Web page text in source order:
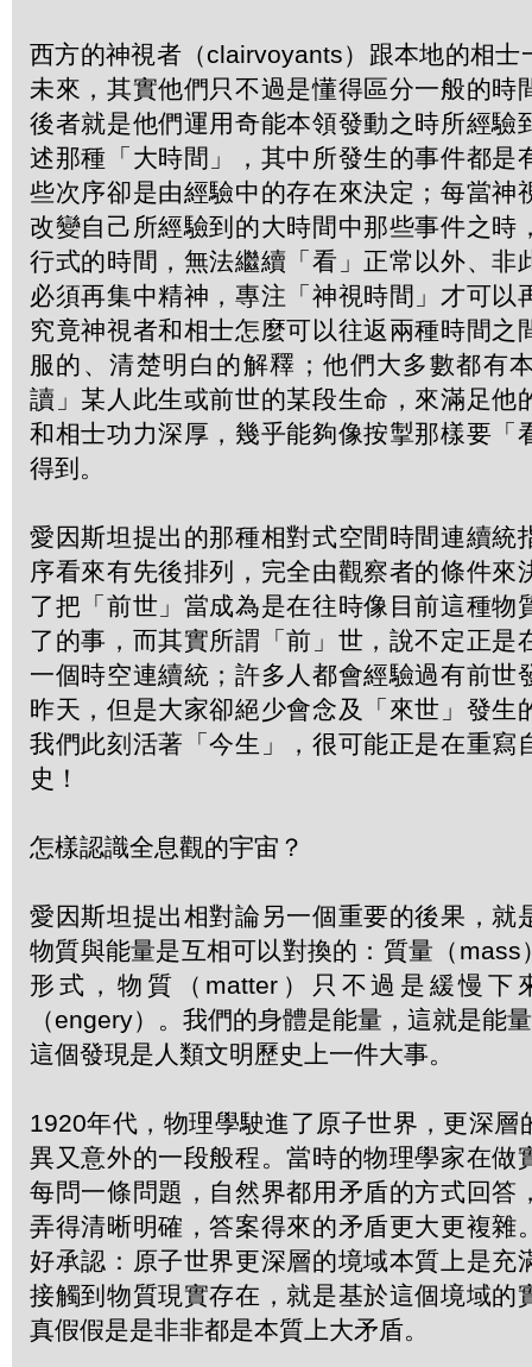
西方的神視者（clairvoyants）跟本地的相士
未來，其實他們只不過是懂得區分一般的時
後者就是他們運用奇能本領發動之時所經驗
述那種「大時間」，其中所發生的事件都是
些次序卻是由經驗中的存在來決定；每當神
改變自己所經驗到的大時間中那些事件之時
行式的時間，無法繼續「看」正常以外、非
必須再集中精神，專注「神視時間」才可以
究竟神視者和相士怎麼可以往返兩種時間之
服的、清楚明白的解釋；他們大多數都有
讀」某人此生或前世的某段生命，來滿足他
和相士功力深厚，幾乎能夠像按掣那樣要「
得到。
愛因斯坦提出的那種相對式空間時間連續統
序看來有先後排列，完全由觀察者的條件來
了把「前世」當成為是在往時像目前這種物
了的事，而其實所謂「前」世，說不定正是
一個時空連續統；許多人都會經驗過有前世
昨天，但是大家卻絕少會念及「來世」發生
我們此刻活著「今生」，很可能正是在重寫
史！
怎樣認識全息觀的宇宙？
愛因斯坦提出相對論另一個重要的後果，就
物質與能量是互相可以對換的：質量（mass
形式，物質（matter）只不過是緩慢下
（engery）。我們的身體是能量，這就是能
這個發現是人類文明歷史上一件大事。
1920年代，物理學駛進了原子世界，更深層
異又意外的一段般程。當時的物理學家在做
每問一條問題，自然界都用矛盾的方式回答
弄得清晰明確，答案得來的矛盾更大更複雜
好承認：原子世界更深層的境域本質上是充
接觸到物質現實存在，就是基於這個境域的
真假假是是非非都是本質上大矛盾。